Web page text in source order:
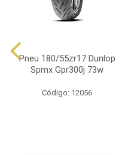
Pneu 180/55zr17 Dunlop
Spmx Gpr300j 73w
Código: 12056